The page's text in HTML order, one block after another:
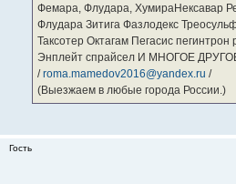
Фемара, Флудара, ХумираНексавар
Флудара Зитига Фазлодекс
Таксотер Октагам Пегасис
Энплейт спрайсел И МНОГОЕ
/roma.mamedov2016@yandex.ru /
(Выезжаем в любые города России.)
Гость